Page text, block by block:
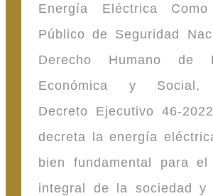
Energía Eléctrica
Público de Seguridad
Derecho Humano de
Económica y Social,
Decreto Ejecutivo 46-
decreta la energía
bien fundamental para el
integral de la sociedad y